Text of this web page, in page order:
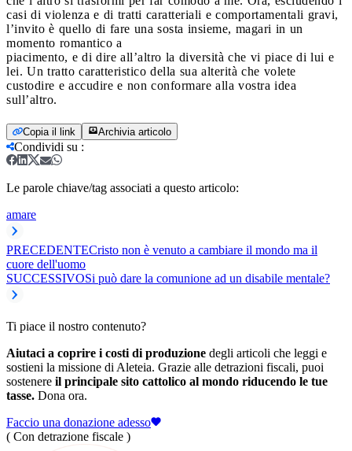
casi di violenza e di tratti caratteriali e comportamentali gravi,
l’invito è quello di fare una sosta insieme, magari in un
momento romantico a
piacimento, e di dire all’altro la diversità che vi piace di lui e
lei. Un tratto caratteristico della sua alterità che volete
custodire e accudire e non conformare alla vostra idea
sull’altro.
Copia il link Archivia articolo
Condividi su :
Le parole chiave/tag associati a questo articolo:
amare
PRECEDENTECristo non è venuto a cambiare il mondo ma il
cuore dell'uomo
SUCCESSIVOSi può dare la comunione ad un disabile mentale?
Ti piace il nostro contenuto?
Aiutaci a coprire i costi di produzione degli articoli che leggi e
sostieni la missione di Aleteia. Grazie alle detrazioni fiscali, puoi
sostenere il principale sito cattolico al mondo riducendo le tue
tasse. Dona ora.
Faccio una donazione adesso
( Con detrazione fiscale )